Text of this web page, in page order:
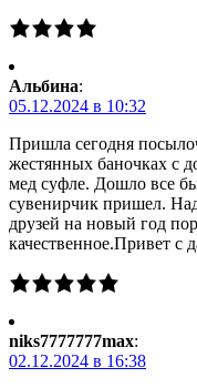
Альбина:
05.12.2024 в 10:32
Пришла сегодня
жестянных баночках с
мед суфле. Дошло все
сувенирчик пришел.
друзей на новый год
качественное.Привет с
niks7777777max:
02.12.2024 в 16:38